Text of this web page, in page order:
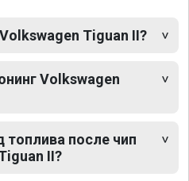
Tiguan II?
Volkswagen
топлива после чип
II?